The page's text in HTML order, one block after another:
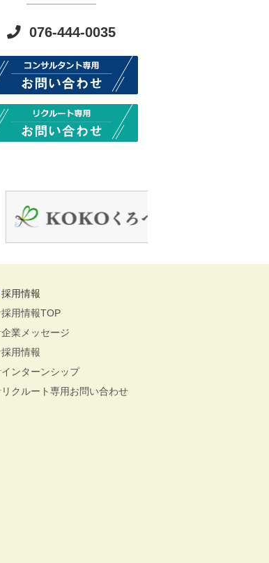
076-444-0035
採用情報
採用情報TOP
企業メッセージ
採用情報
インターンシップ
リクルート専用お問い合わせ